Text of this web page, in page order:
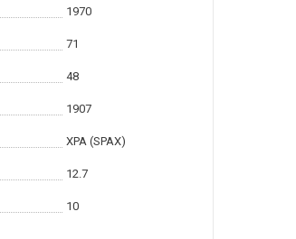
1970
71
48
1907
XPA (SPAX)
12.7
10